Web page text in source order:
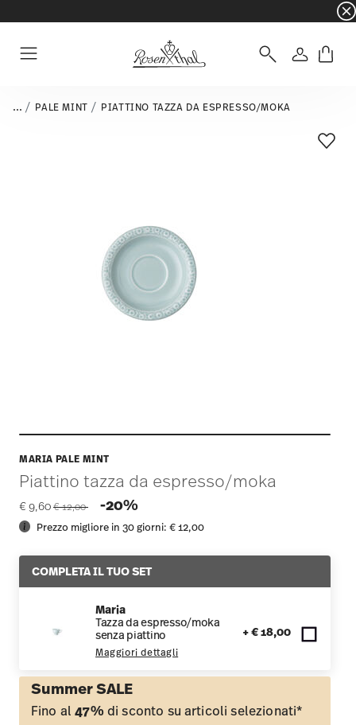
☀️ Summer SALE su articoli e collezioni
Accedi
... PALE MINT PIATTINO TAZZA DA ESPRESSO/MOKA
MARIA PALE MINT
Piattino tazza da espresso/moka
€ 9,60 Price reduced from
€ 12,00 -20%
Prezzo migliore in 30 giorni:€ 12,00
COMPLETA IL TUO SET
Maria
Tazza da espresso/moka
senza piattino
Maggiori dettagli
+ € 18,00
Summer SALE
Fino al47%di sconto su articoli selezionati*
Lista